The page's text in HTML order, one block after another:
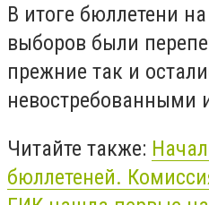
В итоге бюллетени
выборов были
прежние так и
невостребованными
Читайте также:
бюллетеней.